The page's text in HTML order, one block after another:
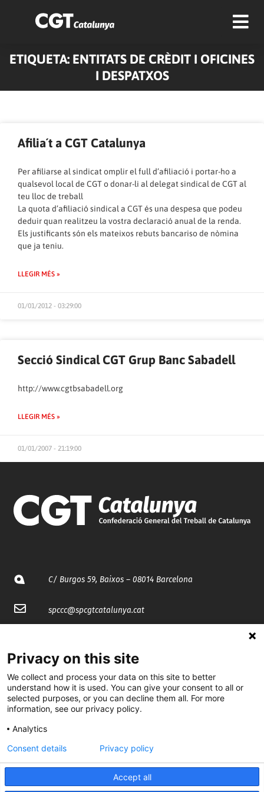
ETIQUETA: ENTITATS DE CRÈDIT I OFICINES
I DESPATXOS
Afilia´t a CGT Catalunya
Per afiliarse al sindicat omplir el full d’afiliació i portar-ho a
qualsevol local de CGT o donar-li al delegat sindical de CGT al
teu lloc de treball
La quota d’afiliació sindical a CGT és una despesa que podeu
deduir quan realitzeu la vostra declaració anual de la renda.
Els justificants són els mateixos rebuts bancariso de nòmina
que ja teniu.
LLEGIR MÉS »
01/01/2012 - 03:29:00
Secció Sindical CGT Grup Banc Sabadell
http://www.cgtbsabadell.org
LLEGIR MÉS »
01/01/2007 - 21:19:00
C/ Burgos 59, Baixos – 08014 Barcelona
spccc@spcgtcatalunya.cat
@CGTCatalunya
cgtcatalunya
Privacy on this site
We collect and process your data on this site to better
understand how it is used. You can give your consent to all or
selected purposes, or you can decline them all. For more
information, see our privacy policy.
Analytics
Accept all
Consent details Privacy policy